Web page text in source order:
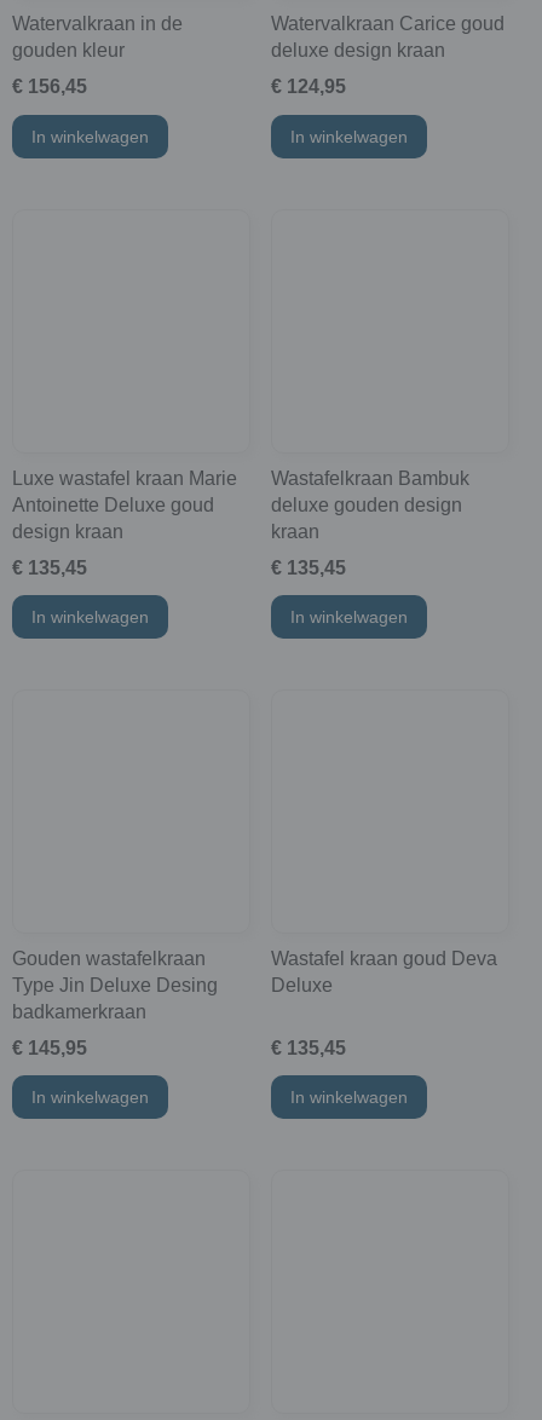
Watervalkraan in de
gouden kleur
€ 156,45
In winkelwagen
Watervalkraan Carice goud
deluxe design kraan
€ 124,95
In winkelwagen
Luxe wastafel kraan Marie
Antoinette Deluxe goud
design kraan
€ 135,45
In winkelwagen
Wastafelkraan Bambuk
deluxe gouden design
kraan
€ 135,45
In winkelwagen
Gouden wastafelkraan
Type Jin Deluxe Desing
badkamerkraan
€ 145,95
In winkelwagen
Wastafel kraan goud Deva
Deluxe
€ 135,45
In winkelwagen